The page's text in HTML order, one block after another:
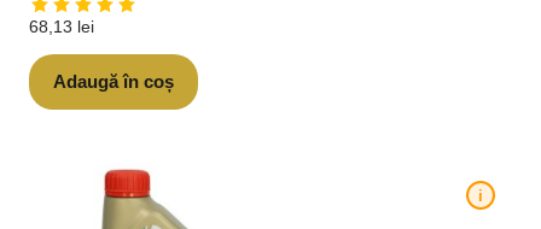
68,13 lei
Adaugă în coș
i